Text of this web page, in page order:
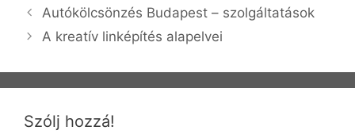
Bejegyzés
navigáció
Autókölcsönzés Budapest – szolgáltatások
A kreatív linképítés alapelvei
Szólj hozzá!